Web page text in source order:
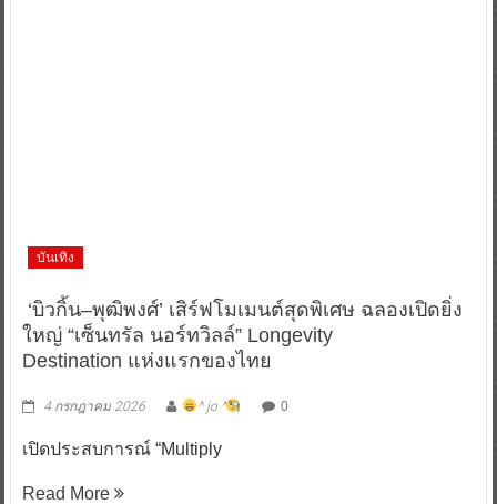
บันเทิง
‘บิวกิ้น–พุฒิพงศ์’ เสิร์ฟโมเมนต์สุดพิเศษ ฉลองเปิดยิ่ง
ใหญ่ “เซ็นทรัล นอร์ทวิลล์” Longevity
Destination แห่งแรกของไทย
4 กรกฎาคม 2026 ^ jo ^ 0
เปิดประสบการณ์ “Multiply
Read More